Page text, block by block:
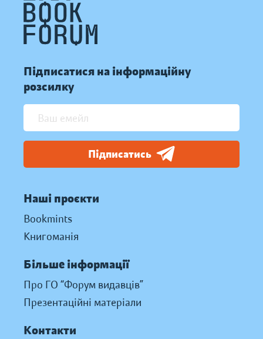
Підписатися на інформаційну
розсилку
Підписатись
Наші проєкти
Bookmints
Книгоманія
Більше інформації
Про ГО “Форум видавців”
Презентаційні матеріали
Контакти